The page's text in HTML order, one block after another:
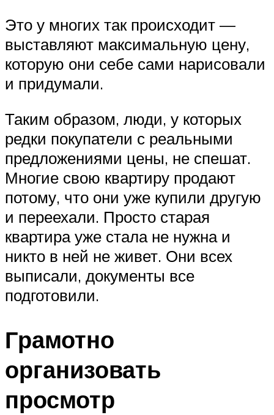
Это у многих так происходит —
выставляют максимальную цену,
которую они себе сами нарисовали
и придумали.
Таким образом, люди, у которых
редки покупатели с реальными
предложениями цены, не спешат.
Многие свою квартиру продают
потому, что они уже купили другую
и переехали. Просто старая
квартира уже стала не нужна и
никто в ней не живет. Они всех
выписали, документы все
подготовили.
Грамотно
организовать
просмотр